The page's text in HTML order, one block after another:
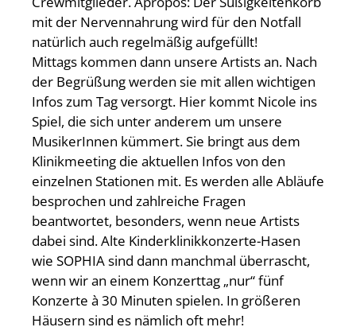
mit der Nervennahrung wird für den Notfall
natürlich auch regelmäßig aufgefüllt!
Mittags kommen dann unsere Artists an. Nach
der Begrüßung werden sie mit allen wichtigen
Infos zum Tag versorgt. Hier kommt Nicole ins
Spiel, die sich unter anderem um unsere
MusikerInnen kümmert. Sie bringt aus dem
Klinikmeeting die aktuellen Infos von den
einzelnen Stationen mit. Es werden alle Abläufe
besprochen und zahlreiche Fragen
beantwortet, besonders, wenn neue Artists
dabei sind. Alte Kinderklinikkonzerte-Hasen
wie SOPHIA sind dann manchmal überrascht,
wenn wir an einem Konzerttag „nur“ fünf
Konzerte à 30 Minuten spielen. In größeren
Häusern sind es nämlich oft mehr!